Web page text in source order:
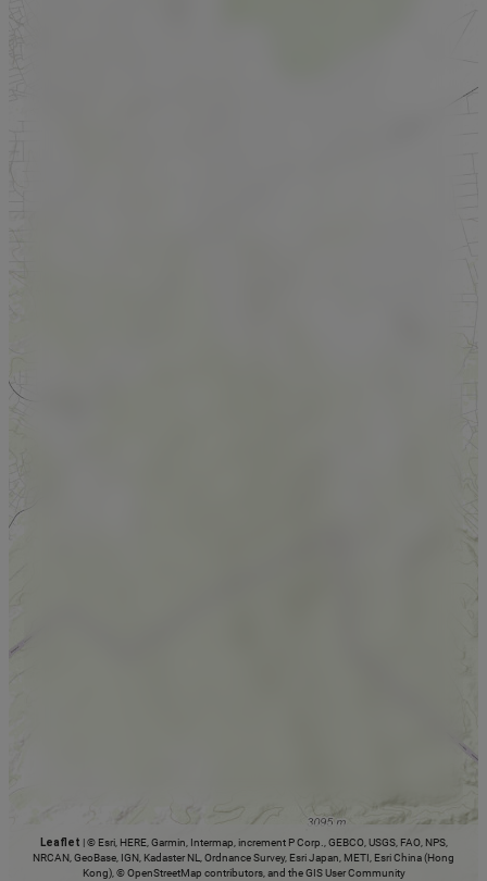
Leaflet |© Esri, HERE, Garmin, Intermap, increment P Corp., GEBCO, USGS, FAO, NPS,
NRCAN, GeoBase, IGN, Kadaster NL, Ordnance Survey, Esri Japan, METI, Esri China (Hong
Kong), © OpenStreetMap contributors, and the GIS User Community